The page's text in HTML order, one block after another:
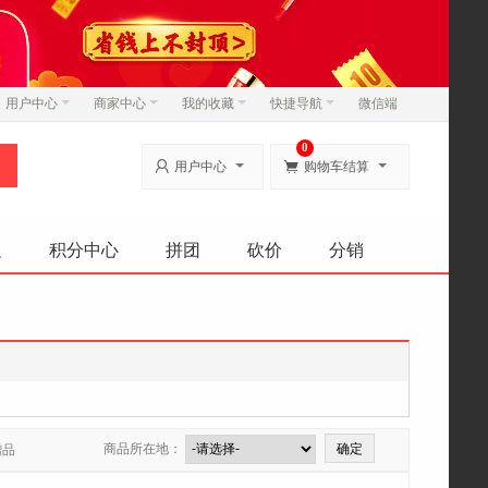
用户中心 商家中心 我的收藏 快捷导航 微信端
 用户中心  购物车结算
0
积分中心 拼团 砍价 分销
商品所在地：